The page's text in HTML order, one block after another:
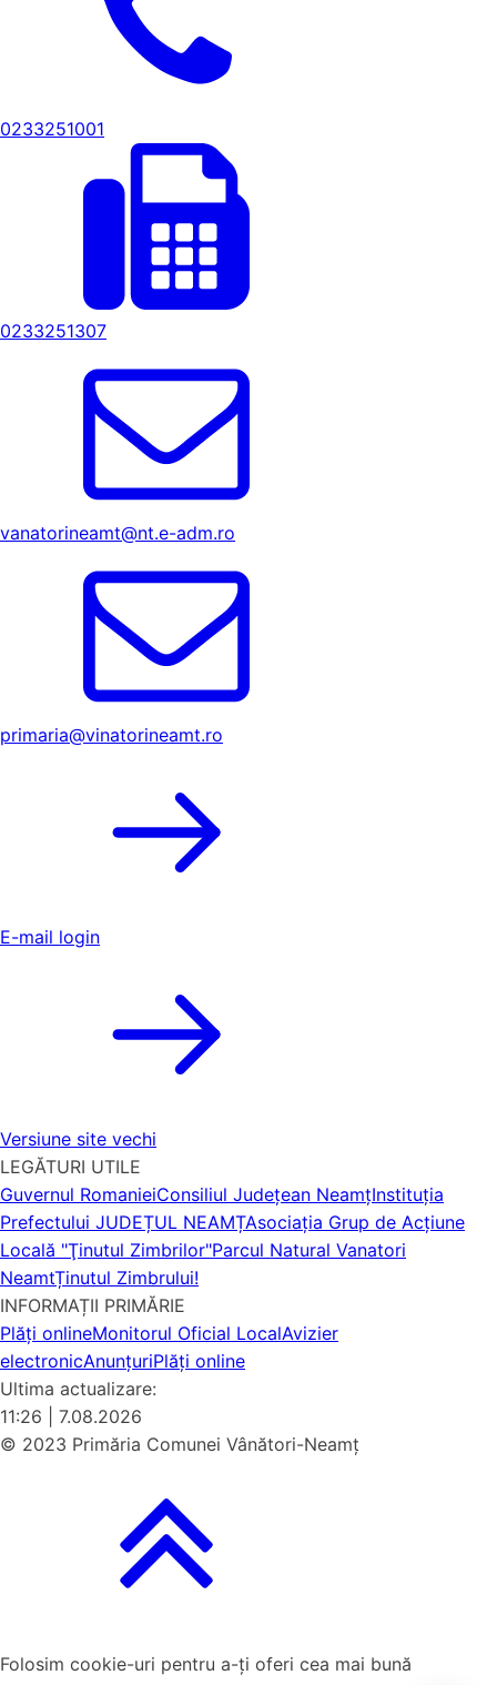
0233251001
0233251307
vanatorineamt@nt.e-adm.ro
primaria@vinatorineamt.ro
E-mail login
Versiune site vechi
LEGĂTURI UTILE
Guvernul RomanieiConsiliul Județean NeamțInstituția
Prefectului JUDEȚUL NEAMȚAsociaţia Grup de Acţiune
Locală "Ţinutul Zimbrilor"Parcul Natural Vanatori
NeamtȚinutul Zimbrului!
INFORMAȚII PRIMĂRIE
Plăți onlineMonitorul Oficial LocalAvizier
electronicAnunțuriPlăți online
Ultima actualizare:
11:26 | 7.08.2026
© 2023 Primăria Comunei Vânători-Neamț
Folosim cookie-uri pentru a-ți oferi cea mai bună